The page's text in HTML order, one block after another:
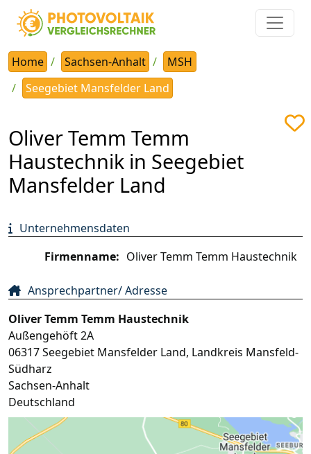
Home Sachsen-Anhalt
MSH
Seegebiet Mansfelder Land
Oliver Temm Temm
Haustechnik in Seegebiet
Mansfelder Land
Unternehmensdaten
Firmenname: Oliver Temm Temm Haustechnik
Ansprechpartner/ Adresse
Oliver Temm Temm Haustechnik
Außengehöft 2A
06317Seegebiet Mansfelder Land, Landkreis Mansfeld-
Südharz
Sachsen-Anhalt
Deutschland